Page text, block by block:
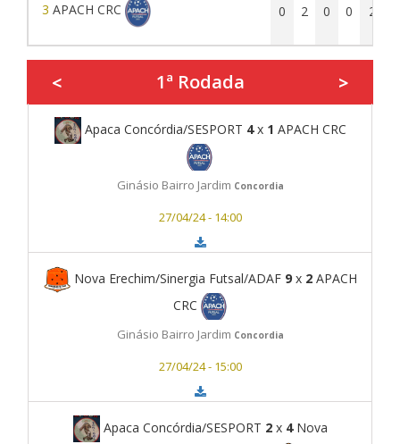
3 APACH CRC 0 2 0 0 2
< 1ª Rodada >
Apaca Concórdia/SESPORT 4x 1 APACH CRC
Ginásio Bairro Jardim Concordia
27/04/24 - 14:00
Nova Erechim/Sinergia Futsal/ADAF 9x 2APACH
CRC
Ginásio Bairro Jardim Concordia
27/04/24 - 15:00
Apaca Concórdia/SESPORT 2x 4Nova